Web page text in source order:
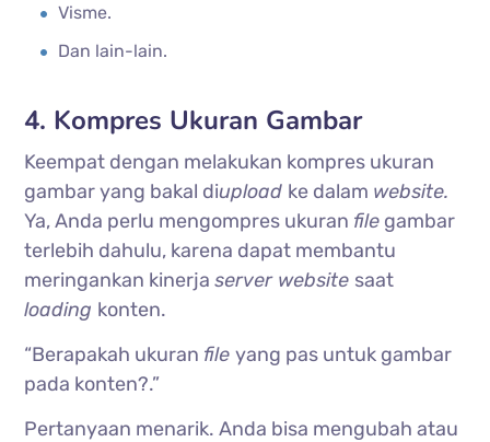
Visme.
Dan lain-lain.
4. Kompres Ukuran Gambar
Keempat dengan melakukan kompres ukuran
gambar yang bakal diupload ke dalam website.
Ya, Anda perlu mengompres ukuran file gambar
terlebih dahulu, karena dapat membantu
meringankan kinerjaserver website saat
loading konten.
“Berapakah ukuran fileyang pas untuk gambar
pada konten?.”
Pertanyaan menarik. Anda bisa mengubah atau